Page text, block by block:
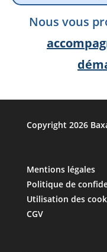
Nous vous
Copyright 2026
Mentions légales
Politique de
Utilisation des
CGV